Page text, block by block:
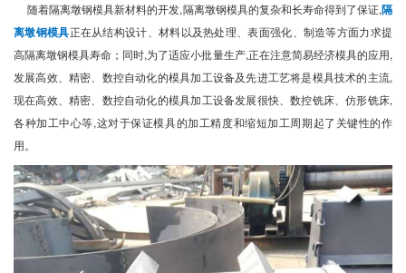
随着隔离墩钢模具新材料的开发,隔离墩钢模具的复杂和长寿命得到了保证,隔
离墩钢模具正在从结构设计、材料以及热处理、表面强化、制造等方面力求提
高隔离墩钢模具寿命；同时,为了适应小批量生产,正在注意简易经济模具的应用,
发展高效、精密、数控自动化的模具加工设备及先进工艺将是模具技术的主流,
现在高效、精密、数控自动化的模具加工设备发展很快、数控铣床、仿形铣床,
各种加工中心等,这对于保证模具的加工精度和缩短加工周期起了关键性的作
用。